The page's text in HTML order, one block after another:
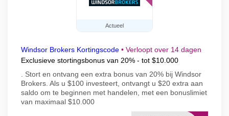
Actueel
Windsor Brokers Kortingscode • Verloopt over 14 dagen
Exclusieve stortingsbonus van 20% - tot $10.000
. Stort en ontvang een extra bonus van 20% bij Windsor
Brokers. Als u $100 investeert, ontvangt u $20 extra aan
saldo om te beginnen met handelen, met een bonuslimiet
van maximaal $10.000